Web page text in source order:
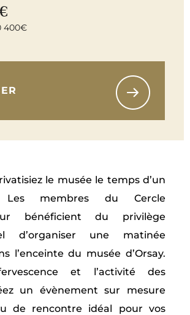
400€
le musée le temps d’un
membres du Cercle
bénéficient du privilège
d’organiser une matinée
l’enceinte du musée d’Orsay.
et l’activité des
un évènement sur mesure
de rencontre idéal pour vos